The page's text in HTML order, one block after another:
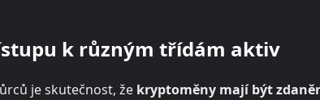
k různým třídám aktiv
je skutečnost, že kryptoměny mají být